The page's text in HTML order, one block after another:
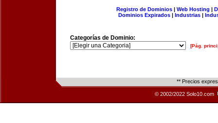
Registro de Dominios| Web Hosting |
Dominios Expirados | Industrias |
Categorías de Dominio:
[Pág.
** Precios
© 2002/2022 Solo10.com